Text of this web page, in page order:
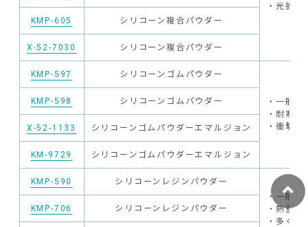
・光拡散
KMP-605 シリコーン複合パウダー
X-52-7030 シリコーン複合パウダー
KMP-597 シリコーンゴムパウダー
・一般
・耐寒
・衝撃
KMP-598 シリコーンゴムパウダー
X-52-1133 シリコーンゴムパウダーエマルジョン
KM-9729 シリコーンゴムパウダーエマルジョン
KMP-590
シリコーンレジンパウダー
・一般
・熱重
・多く
KMP-706 シリコーンレジンパウダー